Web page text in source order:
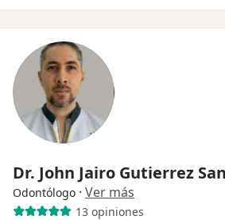
Dr. John Jairo Gutierrez
Odontólogo · Ver más
13 opiniones